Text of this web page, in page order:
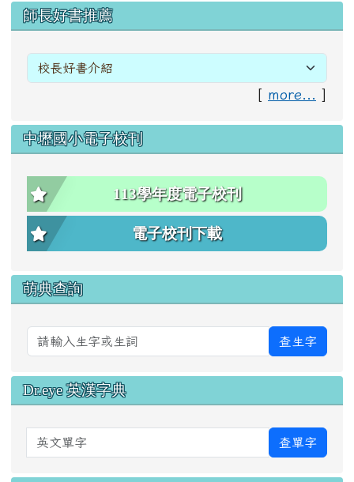
右邊區域內容
師長好書推薦
[ more... ]
中壢國小電子校刊
113學年度電子校刊
電子校刊下載
萌典查詢
查生字
Dr.eye 英漢字典
英文單字 查單字